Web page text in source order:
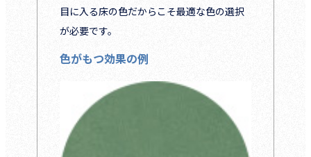
目に入る床の色だからこそ最適な色の選択
が必要です。
色がもつ効果の例